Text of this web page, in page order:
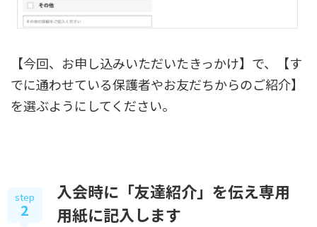
【今回、お申し込みいただいたきっかけ】で、【す
でに通わせている保護者やお友だちからのご紹介】
を選ぶようにしてください。
step
2
入会時に「友達紹介」を伝え専用
用紙に記入します